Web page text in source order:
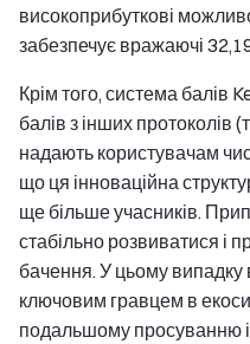
високоприбуткові
забезпечує вражаючі
Крім того, система балів
балів з інших протоколів
надають користувачам
що ця інноваційна
ще більше учасників.
стабільно розвиватися і
бачення. У цьому
ключовим гравцем в
подальшому просуванню